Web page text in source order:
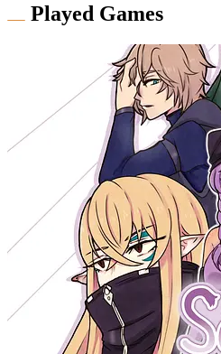
Played Games